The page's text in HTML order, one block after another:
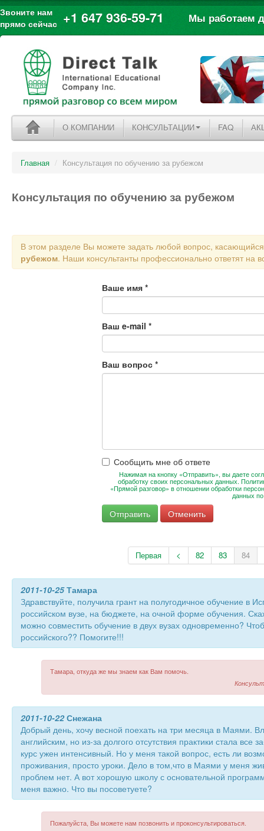
Звоните нам
прямо сейчас +1 647 936-59-71 Мы работаем
О КОМПАНИИ КОНСУЛЬТАЦИИ FAQ
Главная / Консультация по обучению за рубежом
Консультация по обучению за рубежом
В этом разделе Вы можете задать любой вопрос,
рубежом. Наши консультанты профессионально ответят на
Ваше имя *
Ваш e-mail *
Ваш вопрос *
Сообщить мне об ответе
Нажимая на кнопку «Отправить», вы даете
обработку своих персональных данных.
«Прямой разговор» в отношении обработки
данных
Первая < 82 83 84
2011-10-25Тамара
Здравствуйте, получила грант на полугодичное обучение в
российском вузе, на бюджете, на очной форме обучения.
можно совместить обучение в двух вузах одновременно?
российского?? Помогите!!!
Тамара, откуда же мы знаем как Вам помочь.
2011-10-22Снежана
Добрый день, хочу весной поехать на три месяца в Маями.
английским, но из-за долгого отсутствия практики стала все
курс ужен интенсивный. Но у меня такой вопрос, есть ли
проживания, просто уроки. Дело в том,что в Маями у меня
проблем нет. А вот хорошую школу с основательной
меня важно. Что вы посоветуете?
Пожалуйста, Вы можете нам позвонить и проконсультироваться.